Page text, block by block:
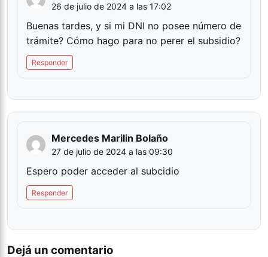
26 de julio de 2024 a las 17:02
Buenas tardes, y si mi DNI no posee número de
trámite? Cómo hago para no perer el subsidio?
Responder
Mercedes Marilin Bolaño
27 de julio de 2024 a las 09:30
Espero poder acceder al subcidio
Responder
Dejá un comentario